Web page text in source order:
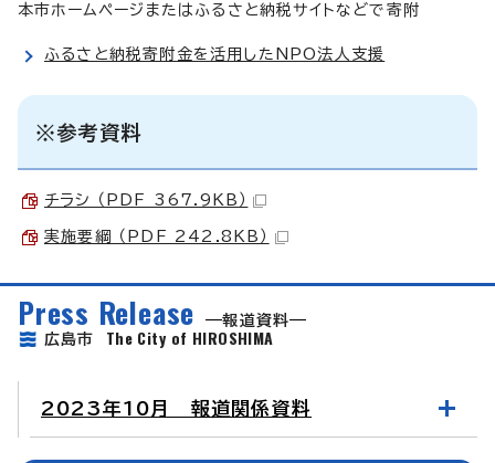
本市ホームページまたはふるさと納税サイトなどで寄附
ふるさと納税寄附金を活用したNPO法人支援
※参考資料
チラシ （PDF 367.9KB）
実施要綱 （PDF 242.8KB）
Press Release
報道資料
広島市 The City of HIROSHIMA
2023年10月 報道関係資料